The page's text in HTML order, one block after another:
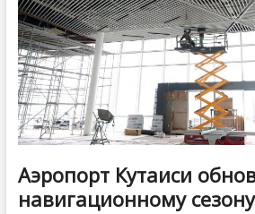
Аэропорт Кутаиси
навигационному сезону